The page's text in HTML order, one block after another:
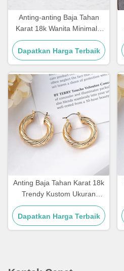
Anting-anting Baja Tahan
Karat 18k Wanita Minimalis
Perhiasan Anting-anting
Bentuk Geometris Persegi
Dapatkan Harga Terbaik
Anting Baja Tahan Karat 18k
Trendy Kustom Ukuran
Besar Anting Hoop Lapis
Emas untuk Wanita
Dapatkan Harga Terbaik